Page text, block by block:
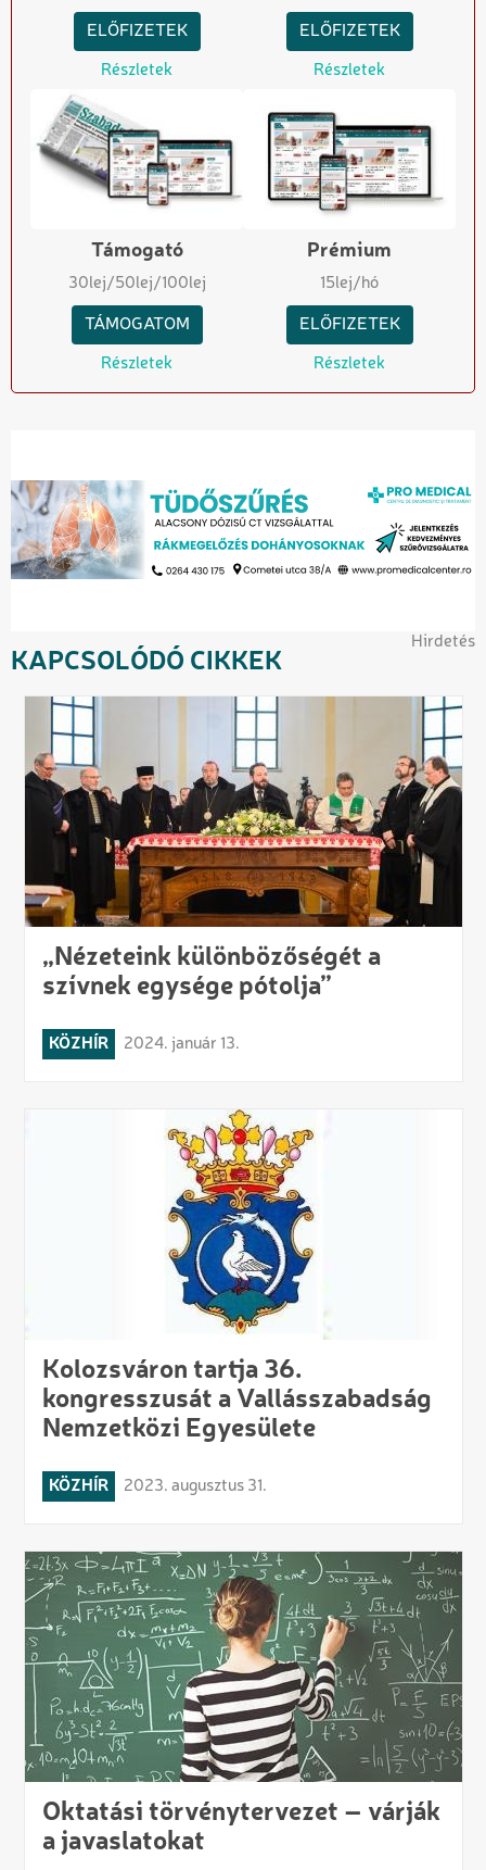
ELŐFIZETEK
Részletek
ELŐFIZETEK
Részletek
Támogató
30lej/50lej/100lej
TÁMOGATOM
Részletek
Prémium
15lej/hó
ELŐFIZETEK
Részletek
Hirdetés
KAPCSOLÓDÓ CIKKEK
„Nézeteink különbözőségét a
szívnek egysége pótolja”
KÖZHÍR 2024. január 13.
Kolozsváron tartja 36.
kongresszusát a Vallásszabadság
Nemzetközi Egyesülete
KÖZHÍR 2023. augusztus 31.
Oktatási törvénytervezet – várják
a javaslatokat